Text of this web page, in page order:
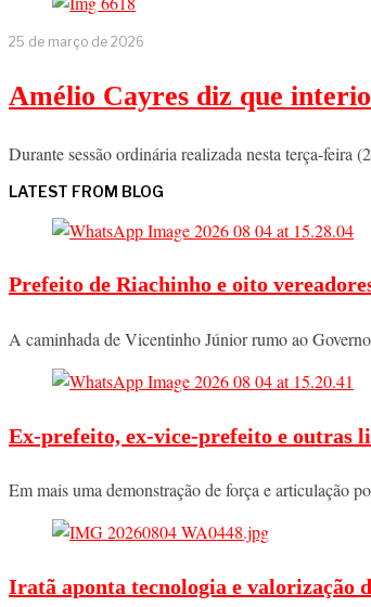
25 de março de 2026
Amélio Cayres diz que
Durante sessão ordinária realizada nesta terça-
LATEST FROM BLOG
Prefeito de Riachinho e oito
A caminhada de Vicentinho Júnior rumo ao
Ex-prefeito, ex-vice-prefeito e outras
Em mais uma demonstração de força e articulação
Iratã aponta tecnologia e valorização